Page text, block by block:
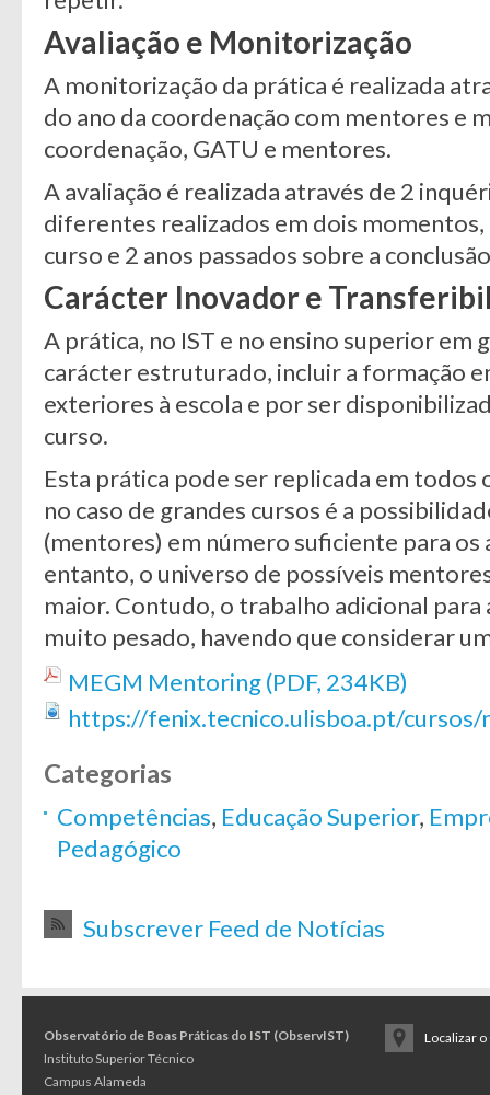
Avaliação e Monitorização
A monitorização da prática é realizada
do ano da coordenação com mentores e
coordenação, GATU e mentores.
A avaliação é realizada através de 2
diferentes realizados em dois momentos,
curso e 2 anos passados sobre a
Carácter Inovador e
A prática, no IST e no ensino superior em
carácter estruturado, incluir a formação
exteriores à escola e por ser
curso.
Esta prática pode ser replicada em todos
no caso de grandes cursos é a
(mentores) em número suficiente para os
entanto, o universo de possíveis
maior. Contudo, o trabalho adicional
muito pesado, havendo que considerar
MEGM Mentoring (PDF, 234KB)
https://fenix.tecnico.ulisboa.pt/
Categorias
Competências, Educação Superior,
Pedagógico
Subscrever Feed de Notícias
Observatório de Boas Práticas do IST (ObservIST)
Instituto Superior Técnico
Campus Alameda
Localizar o